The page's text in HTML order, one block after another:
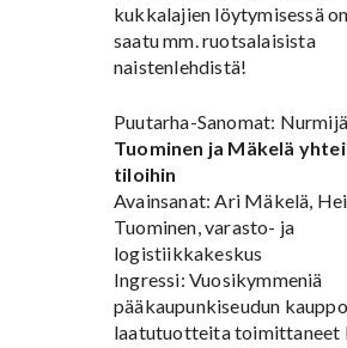
kukkalajien löytymisessä
saatu mm. ruotsalaisista
naistenlehdistä!
Puutarha-Sanomat:
Tuominen ja Mäkelä
tiloihin
Avainsanat: Ari Mäkelä,
Tuominen, varasto- ja
logistiikkakeskus
Ingressi: Vuosikymmeniä
pääkaupunkiseudun
laatutuotteita toimittaneet